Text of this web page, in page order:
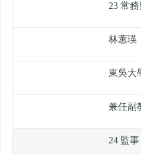
23 常
林蕙瑛
東吳大
兼任副
24 監事